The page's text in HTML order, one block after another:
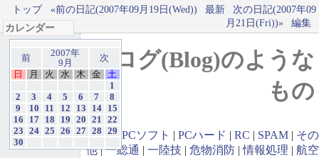
トップ «前の日記(2007年09月19日(Wed)) 最新
次の日記(2007年09
月21日(Fri))»
編集
ブログ(Blog)のような
もの
GBA| PCソフト | PCハード | RC | SPAM | その
他|一総通 | 一陸技 | 危物消防 |情報処理 | 航空
カレンダー
前
2007年
9月
次
日
月 火 水 木 金
土
1
2
3 4 5 6 7
8
9
10 11 12 13 14
15
16
17 18 19 20 21
22
23
24 25 26 27 28
29
30